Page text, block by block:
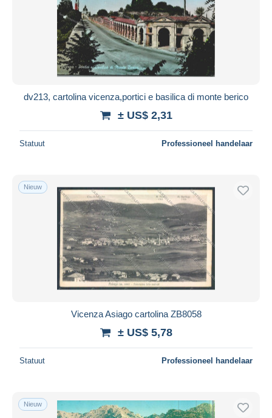
dv213, cartolina vicenza,portici e basilica di monte berico
± US$ 2,31
Statuut Professioneel handelaar
Nieuw
Vicenza Asiago cartolina ZB8058
± US$ 5,78
Statuut Professioneel handelaar
Nieuw